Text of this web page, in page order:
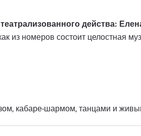
действа:
из номеров состоит целостная
кабаре-шармом, танцами и